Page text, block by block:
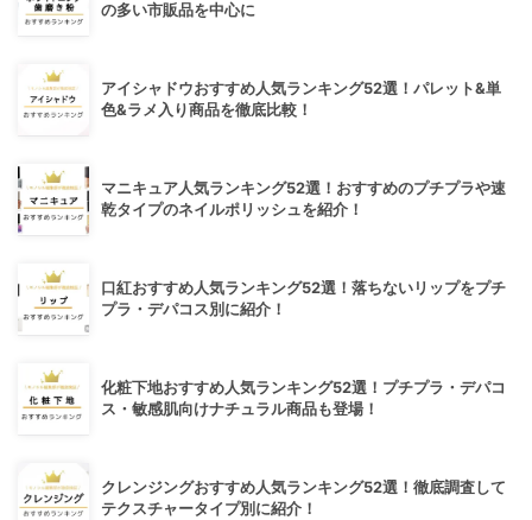
の多い市販品を中心に
アイシャドウおすすめ人気ランキング52選！パレット&単
色&ラメ入り商品を徹底比較！
マニキュア人気ランキング52選！おすすめのプチプラや速
乾タイプのネイルポリッシュを紹介！
口紅おすすめ人気ランキング52選！落ちないリップをプチ
プラ・デパコス別に紹介！
化粧下地おすすめ人気ランキング52選！プチプラ・デパコ
ス・敏感肌向けナチュラル商品も登場！
クレンジングおすすめ人気ランキング52選！徹底調査して
テクスチャータイプ別に紹介！